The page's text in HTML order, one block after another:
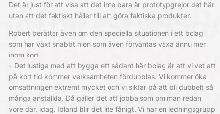
Det är just för att visa att det inte bara är prototypgrejor det här
utan att det faktiskt håller till att göra faktiska produkter.
Robert berättar även om den speciella situationen i ett bolag
som har växt snabbt men som även förväntas växa ännu mer
inom kort.
– Det lustiga med att bygga ett sådant här bolag är att vi vet att
på kort tid kommer verksamheten fördubblas. Vi kommer öka
omsättningen extremt mycket och vi siktar på att bli dubbelt så
många anställda. Då gäller det att jobba som om man redan
vore där, idag. Ibland blir det lite fånigt. Vi har en ledningsgrupp